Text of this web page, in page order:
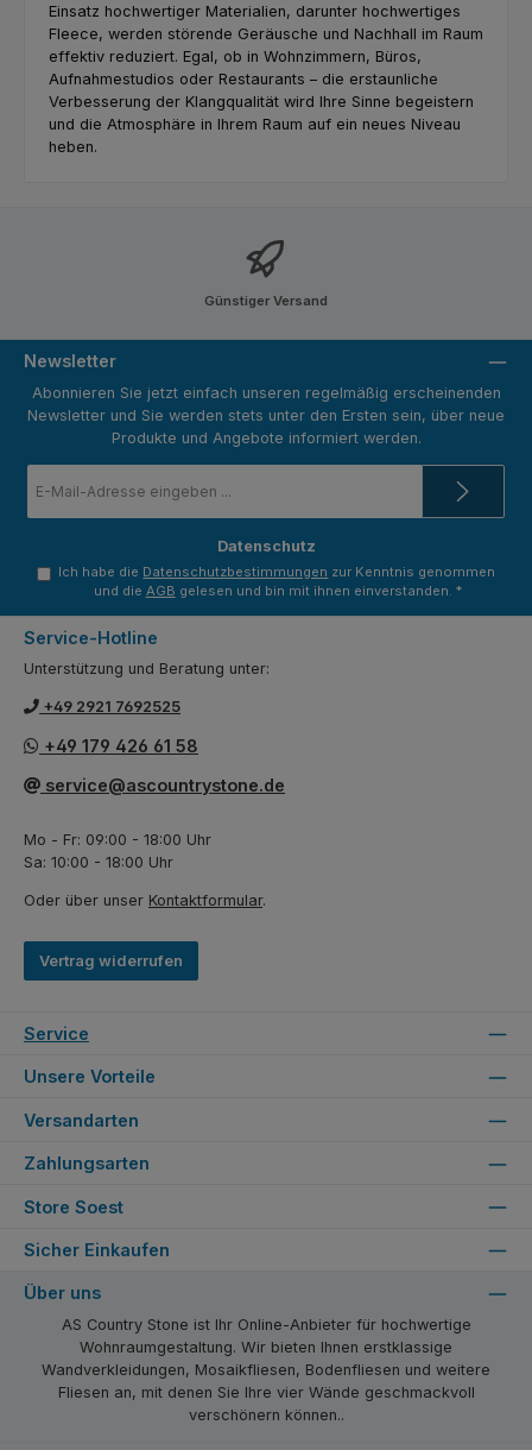
Einsatz hochwertiger Materialien, darunter hochwertiges
Fleece, werden störende Geräusche und Nachhall im Raum
effektiv reduziert. Egal, ob in Wohnzimmern, Büros,
Aufnahmestudios oder Restaurants – die erstaunliche
Verbesserung der Klangqualität wird Ihre Sinne begeistern
und die Atmosphäre in Ihrem Raum auf ein neues Niveau
heben.
Günstiger Versand
Newsletter
Abonnieren Sie jetzt einfach unseren regelmäßig erscheinenden
Newsletter und Sie werden stets unter den Ersten sein, über neue
Produkte und Angebote informiert werden.
Mail-
Datenschutz
Ich habe die Datenschutzbestimmungen zur Kenntnis genommen
und die AGB gelesen und bin mit ihnen einverstanden. *
Service-Hotline
Unterstützung und Beratung unter:
+49 2921 7692525
+49 179 426 61 58
service@ascountrystone.de
Mo - Fr: 09:00 - 18:00 Uhr
Sa: 10:00 - 18:00 Uhr
Oder über unser Kontaktformular.
Vertrag widerrufen
Service
Unsere Vorteile
Versandarten
Zahlungsarten
Store Soest
Sicher Einkaufen
Über uns
AS Country Stone ist Ihr Online-Anbieter für hochwertige
Wohnraumgestaltung. Wir bieten Ihnen erstklassige
Wandverkleidungen, Mosaikfliesen, Bodenfliesen und weitere
Fliesen an, mit denen Sie Ihre vier Wände geschmackvoll
verschönern können..